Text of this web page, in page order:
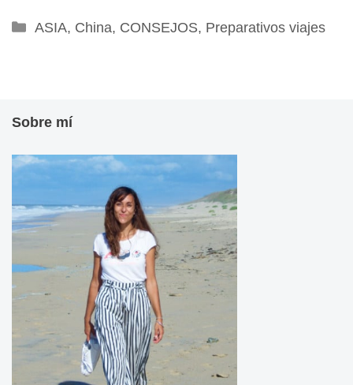
Categorías
ASIA, China, CONSEJOS, Preparativos viajes
Sobre mí